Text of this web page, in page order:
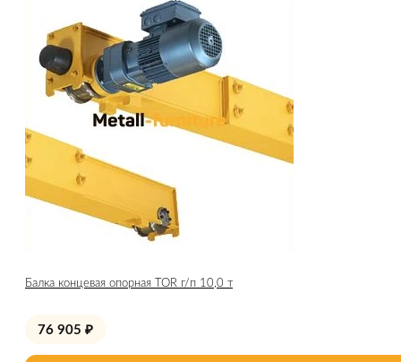
Балка концевая опорная TOR г/п 10,0 т
76 905 ₽